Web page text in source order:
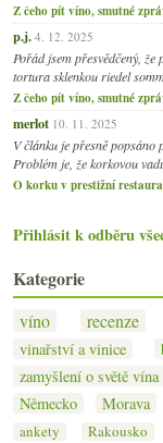
Z čeho pít víno, smutné
p.j. 4. 12. 2025
Pořád jsem přesvědčený,
tortura sklenkou riedel
Z čeho pít víno, smutné
merlot 10. 11. 2025
V článku je přesně
Problém je, že korkovou
O korku v prestižní
Přihlásit k odběru
Kategorie
víno recenze
vinařství a vinice
zamyšlení o světě vína
Německo
Morava
ankety
Rakousko